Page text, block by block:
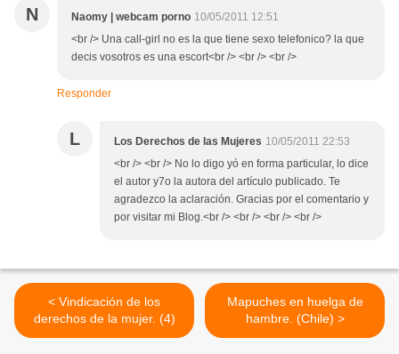
N Naomy | webcam porno 10/05/2011 12:51
<br /> Una call-girl no es la que tiene sexo telefonico? la que
decis vosotros es una escort<br /> <br /> <br />
Responder
L Los Derechos de las Mujeres 10/05/2011 22:53
<br /> <br /> No lo digo yó en forma particular, lo dice
el autor y7o la autora del artículo publicado. Te
agradezco la aclaración. Gracias por el comentario y
por visitar mi Blog.<br /> <br /> <br /> <br />
< Vindicación de los
derechos de la mujer. (4)
Mapuches en huelga de
hambre. (Chile) >